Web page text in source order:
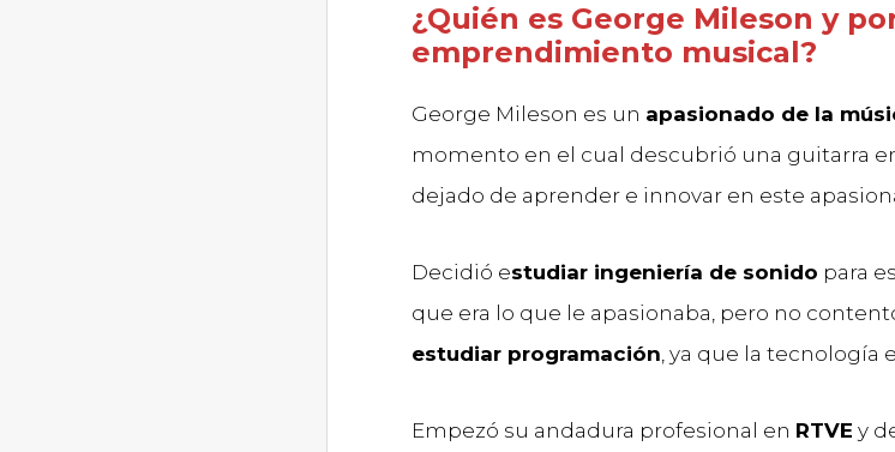
¿Quién es George Mileson y
emprendimiento musical?
George Mileson es un apasionado de la
momento en el cual descubrió una guitarra
dejado de aprender e innovar en este
Decidió estudiar ingeniería de sonido para
que era lo que le apasionaba, pero no
estudiar programación, ya que la tecnología
Empezó su andadura profesional en RTVE y